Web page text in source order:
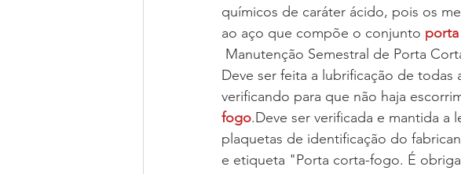
químicos de caráter ácido, pois os
ao aço que compõe o conjunto
Manutenção Semestral de Porta
Deve ser feita a lubrificação de
verificando para que não haja
fogo.Deve ser verificada e mantida
plaquetas de identificação do
e etiqueta "Porta corta-fogo. É